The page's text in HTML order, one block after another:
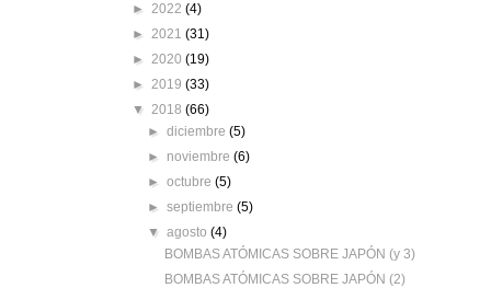
► 2022 (4)
► 2021 (31)
► 2020 (19)
► 2019 (33)
▼ 2018 (66)
►diciembre(5)
► noviembre(6)
►octubre(5)
►septiembre(5)
▼agosto(4)
BOMBAS ATÓMICAS SOBRE JAPÓN (y 3)
BOMBAS ATÓMICAS SOBRE JAPÓN (2)